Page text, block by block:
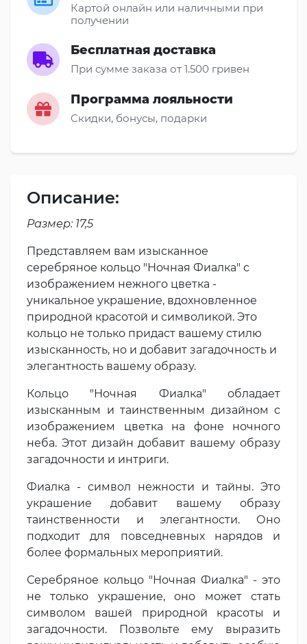
Картой онлайн или наличными при
получении
Бесплатная доставка
При сумме заказа от 1.500 гривен
Программа лояльности
Скидки, бонусы, подарки
Описание:
Размер: 17,5
Представляем вам изысканное
серебряное кольцо "Ночная Фиалка" с
изображением нежного цветка -
уникальное украшение, вдохновленное
природной красотой и символикой. Это
кольцо не только придаст вашему стилю
изысканность, но и добавит загадочность и
элегантность вашему образу.
Кольцо "Ночная Фиалка" обладает
изысканным и таинственным дизайном с
изображением цветка на фоне ночного
неба. Этот дизайн добавит вашему образу
загадочности и интриги.
Фиалка - символ нежности и тайны. Это
украшение добавит вашему образу
таинственности и элегантности. Оно
подходит для повседневных нарядов и
более формальных мероприятий.
Серебряное кольцо "Ночная Фиалка" - это
не только украшение, оно может стать
символом вашей природной красоты и
загадочности. Позвольте ему выразить